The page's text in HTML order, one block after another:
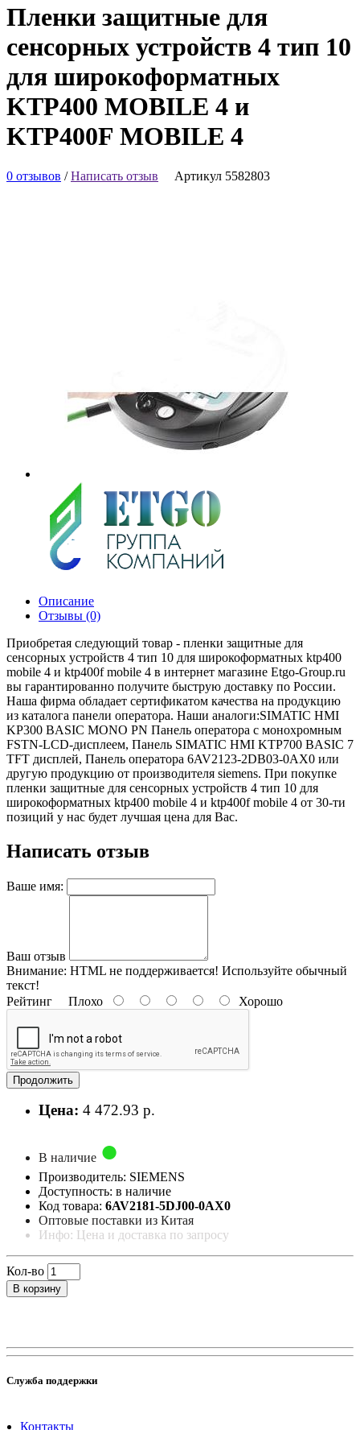
Пленки защитные для
сенсорных устройств 4 тип 10
для широкоформатных
KTP400 MOBILE 4 и
KTP400F MOBILE 4
0 отзывов /Написать отзыв Артикул 5582803
Описание
Отзывы (0)
Приобретая следующий товар - пленки защитные для
сенсорных устройств 4 тип 10 для широкоформатных ktp400
mobile 4 и ktp400f mobile 4 в интернет магазине Etgo-Group.ru
вы гарантированно получите быструю доставку по России.
Наша фирма обладает сертификатом качества на продукцию
из каталога панели оператора. Наши аналоги:SIMATIC HMI
KP300 BASIC MONO PN Панель оператора с монохромным
FSTN-LCD-дисплеем, Панель SIMATIC HMI KTP700 BASIC 7
TFT дисплей, Панель оператора 6AV2123-2DB03-0AX0 или
другую продукцию от производителя siemens. При покупке
пленки защитные для сенсорных устройств 4 тип 10 для
широкоформатных ktp400 mobile 4 и ktp400f mobile 4 от 30-ти
позиций у нас будет лучшая цена для Вас.
Написать отзыв
Ваше имя:
Ваш отзыв
Внимание: HTML не поддерживается! Используйте обычный
текст!
Рейтинг Плохо Хорошо
Продолжить
Цена: 4 472.93 р.
В наличие
Производитель: SIEMENS
Доступность: в наличие
Код товара: 6AV2181-5DJ00-0AX0
Оптовые поставки из Китая
Инфо: Цена и доставка по запросу
Кол-во
В корзину
Служба поддержки
Контакты